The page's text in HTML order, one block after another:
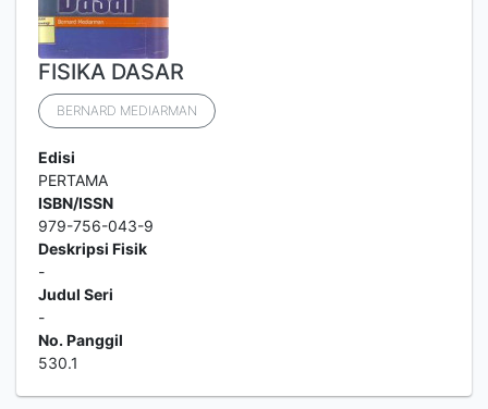
FISIKA DASAR
BERNARD MEDIARMAN
Edisi
PERTAMA
ISBN/ISSN
979-756-043-9
Deskripsi Fisik
-
Judul Seri
-
No. Panggil
530.1